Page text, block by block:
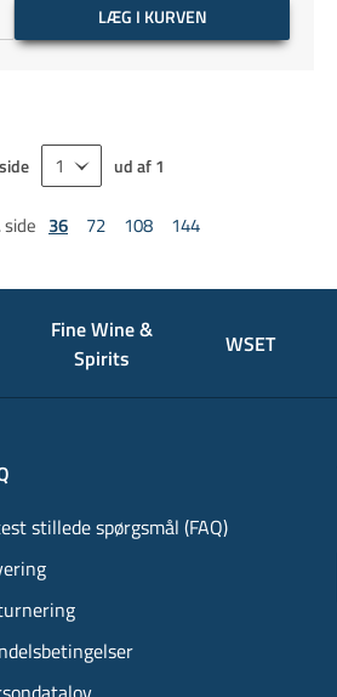
LÆG I KURVEN
ud af 1
36 72 108 144
Fine Wine &
Spirits
WSET
stillede spørgsmål (FAQ)